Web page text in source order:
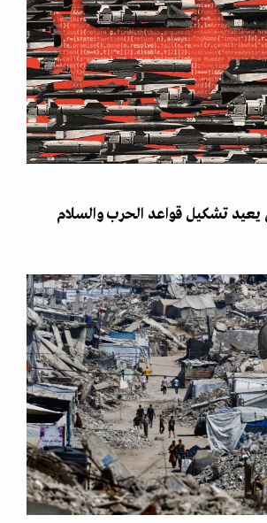
يعيد تشكيل قواعد الحرب والسلام